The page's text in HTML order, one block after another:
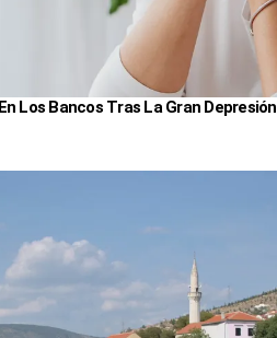
Los Bancos Tras La Gran Depresión